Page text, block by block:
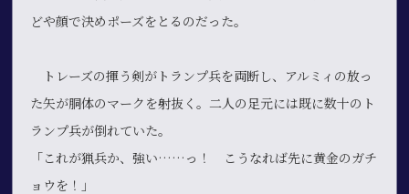
どや顔で決めポーズをとるのだった。
トレーズの揮う剣がトランプ兵を両断し、アルミィの放っ
た矢が胴体のマークを射抜く。二人の足元には既に数十のト
ランプ兵が倒れていた。
「これが猟兵か、強い……っ！ こうなれば先に黄金のガチ
ョウを！」